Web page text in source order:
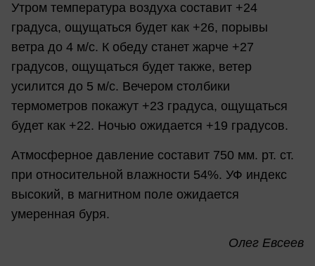
Утром температура воздуха составит +24
градуса, ощущаться будет как +26, порывы
ветра до 4 м/с. К обеду станет жарче +27
градусов, ощущаться будет также, ветер
усилится до 5 м/с. Вечером столбики
термометров покажут +23 градуса, ощущаться
будет как +22. Ночью ожидается +19 градусов.
Атмосферное давление составит 750 мм. рт. ст.
при относительной влажности 54%. УФ индекс
высокий, в магнитном поле ожидается
умеренная буря.
Олег Евсеев